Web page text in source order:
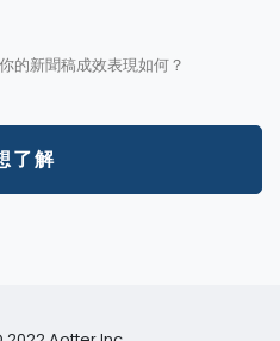
的新聞稿成效表現如何？
了解